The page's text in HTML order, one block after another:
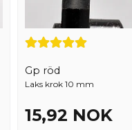
Gp röd
Laks krok 10 mm
15,92 NOK